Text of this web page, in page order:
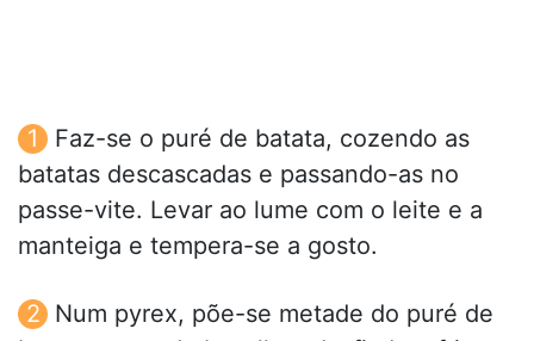
Faz-se o puré de batata, cozendo as
batatas descascadas e passando-as no
passe-vite. Levar ao lume com o leite e a
manteiga e tempera-se a gosto.
Num pyrex, põe-se metade do puré de